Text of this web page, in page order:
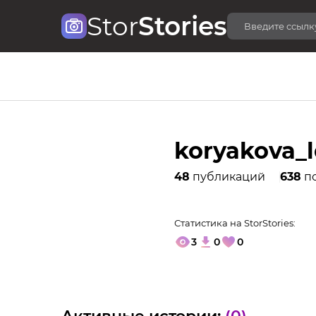
StorStories
48 публикаций 638
Статистика на StorStories:
3 0 0